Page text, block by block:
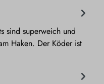
sind superweich und
Haken. Der Köder ist